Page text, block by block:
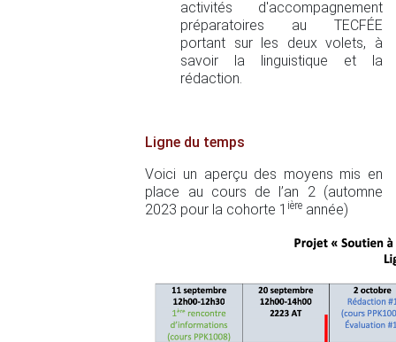
activités d'accompagnement
préparatoires au TECFÉE
portant sur les deux volets, à
savoir la linguistique et la
rédaction.
Ligne du temps
Voici un aperçu des moyens mis en
place au cours de l’an 2 (automne
2023 pour la cohorte 1 ière année)